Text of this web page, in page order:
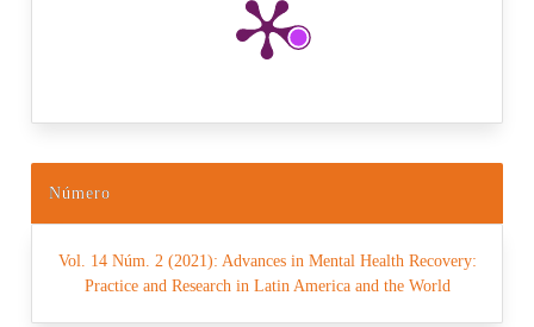
Número
Vol. 14 Núm. 2 (2021): Advances in Mental Health Recovery:
Practice and Research in Latin America and the World